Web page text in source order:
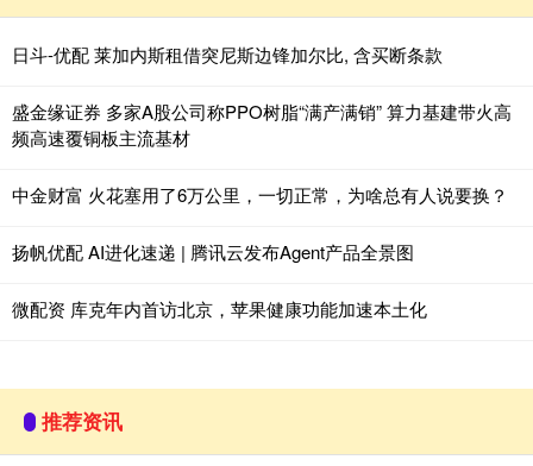
日斗-优配 莱加内斯租借突尼斯边锋加尔比, 含买断条款
盛金缘证券 多家A股公司称PPO树脂“满产满销” 算力基建带火高
频高速覆铜板主流基材
中金财富 火花塞用了6万公里，一切正常，为啥总有人说要换？
扬帆优配 AI进化速递 | 腾讯云发布Agent产品全景图
微配资 库克年内首访北京，苹果健康功能加速本土化
推荐资讯